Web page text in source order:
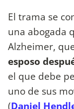
El trama se
una abogada
Alzheimer,
esposo
el que debe
uno de sus
(Daniel